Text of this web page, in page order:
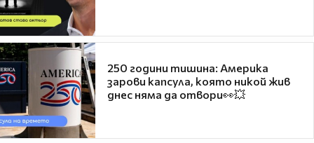
250 години тишина: Америка
зарови капсула, която никой жив
днес няма да отвори👀💥